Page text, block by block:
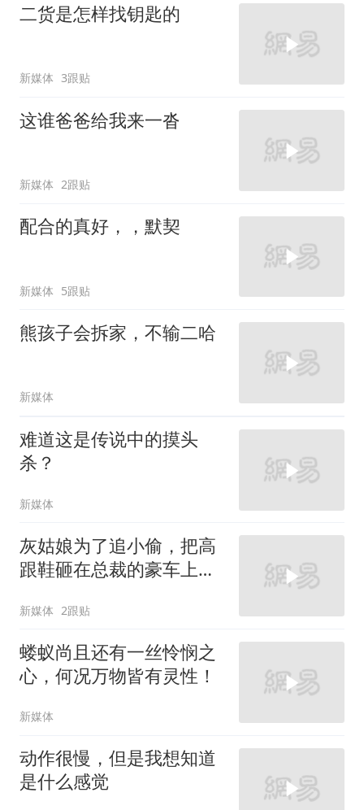
二货是怎样找钥匙的
新媒体 3跟贴
这谁爸爸给我来一沓
新媒体 2跟贴
配合的真好，，默契
新媒体 5跟贴
熊孩子会拆家，不输二哈
新媒体
难道这是传说中的摸头
杀？
新媒体
灰姑娘为了追小偷，把高
跟鞋砸在总裁的豪车上，
新媒体 2跟贴
蝼蚁尚且还有一丝怜悯之
心，何况万物皆有灵性！
新媒体
动作很慢，但是我想知道
是什么感觉